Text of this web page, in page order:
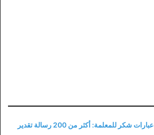
عبارات شكر للمعلمة: أكثر من 200 رسالة تقدير